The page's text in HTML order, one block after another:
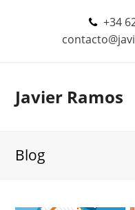
+34
Javier Ramos
Blog